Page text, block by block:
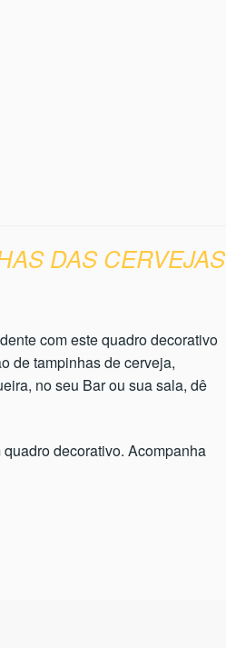
DAS CERVEJAS
com este quadro decorativo
de tampinhas de cerveja,
no seu Bar ou sua sala, dê
quadro decorativo. Acompanha